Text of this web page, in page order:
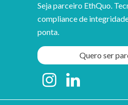
Seja parceiro EthQuo.
compliance de
ponta.
Quero ser